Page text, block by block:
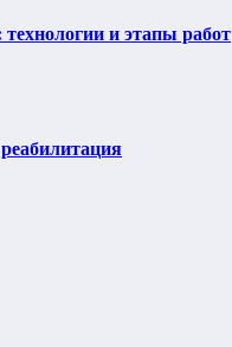
и этапы работ